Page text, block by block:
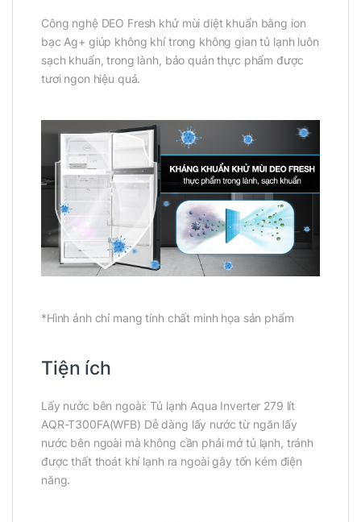
Công nghệ DEO Fresh khử mùi diệt khuẩn bằng ion
bạc Ag+ giúp không khí trong không gian tủ lạnh luôn
sạch khuẩn, trong lành, bảo quản thực phẩm được
tươi ngon hiệu quả.
*Hình ảnh chỉ mang tính chất minh họa sản phẩm
Tiện ích
Lấy nước bên ngoài: Tủ lạnh Aqua Inverter 279 lít
AQR-T300FA(WFB) Dễ dàng lấy nước từ ngăn lấy
nước bên ngoài mà không cần phải mở tủ lạnh, tránh
được thất thoát khí lạnh ra ngoài gây tốn kém điện
năng.